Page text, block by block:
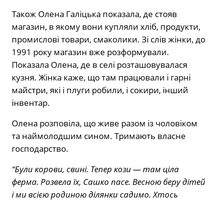
Також Олена Галіцька показала, де стояв
магазин, в якому вони купляли хліб, продукти,
промислові товари, смаколики. Зі слів жінки, до
1991 року магазин вже розформували.
Показала Олена, де в селі розташовувалася
кузня. Жінка каже, що там працювали і гарні
майстри, які і плуги робили, і сокири, інший
інвентар.
Олена розповіла, що живе разом із чоловіком
та наймолодшим сином. Тримають власне
господарство.
“Були корови, свині. Тепер кози — там ціла
ферма. Розвела їх, Сашко пасе. Весною беру дітей
і ми всією родиною ділянки садимо. Хтось